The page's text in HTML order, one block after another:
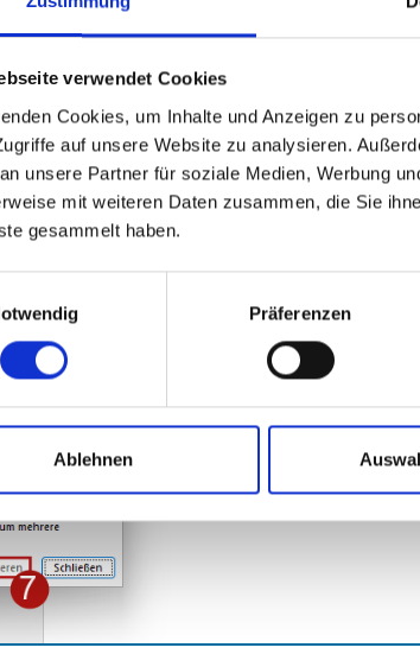
verwendet Cookies
Cookies, um Inhalte und Anzeigen zu
auf unsere Website zu analysieren.
unsere Partner für soziale Medien, Werbung
mit weiteren Daten zusammen, die Sie
gesammelt haben.
Präferenzen
Ablehnen